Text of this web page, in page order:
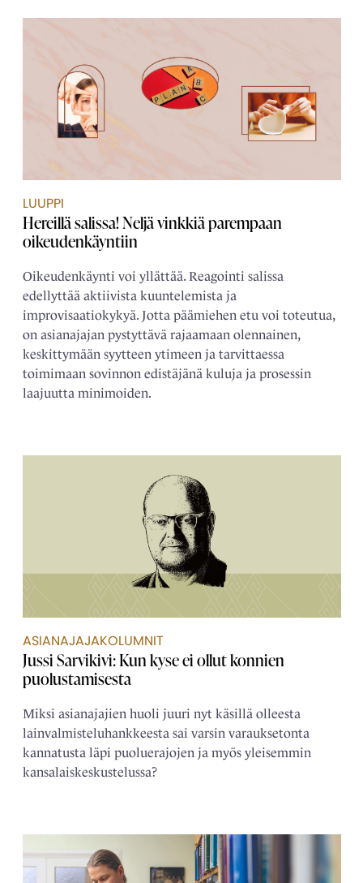
LUUPPI
Hereillä salissa! Neljä vinkkiä parempaan
oikeudenkäyntiin
Oikeudenkäynti voi yllättää. Reagointi salissa
edellyttää aktiivista kuuntelemista ja
improvisaatiokykyä. Jotta päämiehen etu voi toteutua,
on asianajajan pystyttävä rajaamaan olennainen,
keskittymään syytteen ytimeen ja tarvittaessa
toimimaan sovinnon edistäjänä kuluja ja prosessin
laajuutta minimoiden.
ASIANAJAJAKOLUMNIT
Jussi Sarvikivi: Kun kyse ei ollut konnien
puolustamisesta
Miksi asianajajien huoli juuri nyt käsillä olleesta
lainvalmisteluhankkeesta sai varsin varauksetonta
kannatusta läpi puoluerajojen ja myös yleisemmin
kansalaiskeskustelussa?